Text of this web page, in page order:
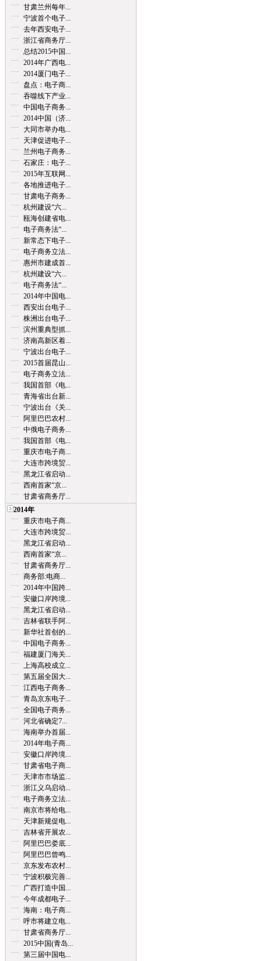
甘肃兰州每年...
宁波首个电子...
去年西安电子...
浙江省商务厅...
总结2015中国...
2014年广西电...
2014厦门电子...
盘点：电子商...
吞噬线下产业...
中国电子商务...
2014中国（济...
大同市举办电...
天津促进电子...
兰州电子商务...
石家庄：电子...
2015年互联网...
各地推进电子...
甘肃电子商务...
杭州建设“六...
瓯海创建省电...
电子商务法“...
新常态下电子...
电子商务立法...
惠州市建成首...
杭州建设“六...
电子商务法“...
2014年中国电...
西安出台电子...
株洲出台电子...
滨州重典型抓...
济南高新区着...
宁波出台电子...
2015首届昆山...
电子商务立法...
我国首部《电...
青海省出台新...
宁波出台《关...
阿里巴巴农村...
中俄电子商务...
我国首部《电...
重庆市电子商...
大连市跨境贸...
黑龙江省启动...
西南首家“京...
甘肃省商务厅...
2014年
重庆市电子商...
大连市跨境贸...
黑龙江省启动...
西南首家“京...
甘肃省商务厅...
商务部:电商...
2014年中国跨...
安徽口岸跨境...
黑龙江省启动...
吉林省联手阿...
新华社首创的...
中国电子商务...
福建厦门海关...
上海高校成立...
第五届全国大...
江西电子商务...
青岛京东电子...
全国电子商务...
河北省确定7...
海南举办首届...
2014年电子商...
安徽口岸跨境...
甘肃省电子商...
天津市市场监...
浙江义乌启动...
电子商务立法...
南京市将给电...
天津新规促电...
吉林省开展农...
阿里巴巴娄底...
阿里巴巴曾鸣...
京东发布农村...
宁波积极完善...
广西打造中国...
今年成都电子...
海南：电子商...
呼市将建立电...
甘肃省商务厅...
2015中国(青岛...
第三届中国电...